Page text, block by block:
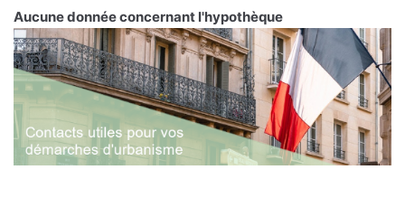
Aucune donnée concernant l'hypothèque